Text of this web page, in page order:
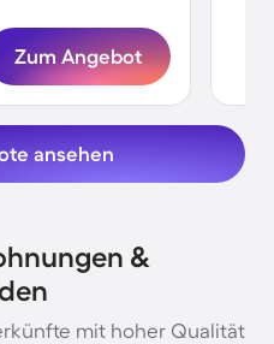
Zum Angebot
ansehen
&
mit hoher Qualität